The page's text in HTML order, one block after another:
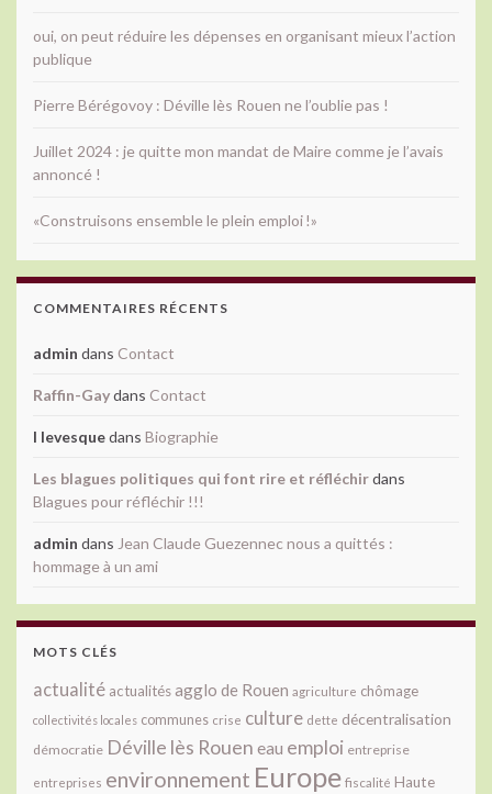
oui, on peut réduire les dépenses en organisant mieux l’action
publique
Pierre Bérégovoy : Déville lès Rouen ne l’oublie pas !
Juillet 2024 : je quitte mon mandat de Maire comme je l’avais
annoncé !
«Construisons ensemble le plein emploi !»
COMMENTAIRES RÉCENTS
admin dans Contact
Raffin-Gaydans Contact
l levesquedans Biographie
Les blagues politiques qui font rire et réfléchirdans
Blagues pour réfléchir !!!
admin dans Jean Claude Guezennec nous a quittés :
hommage à un ami
MOTS CLÉS
actualité actualitésagglo de Rouen agriculture chômage
collectivités locales communes crise culture dette décentralisation
démocratie Déville lès Rouen eau emploi entreprise
entreprises environnement Europe fiscalité Haute